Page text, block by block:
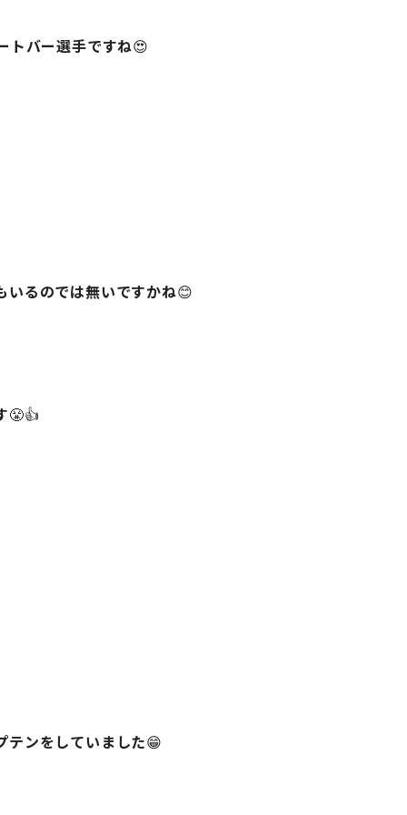
トバー選手ですね😍
いるのでは無いですかね😊
😤👍
テンをしていました😁